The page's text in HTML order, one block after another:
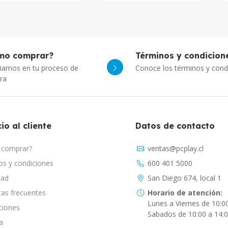
comprar?
en tu proceso de
Términos y
Conoce los términos y
al cliente
y condiciones
frecuentes
Datos de contacto
ventas@pcplay.cl
600 401 5000
San Diego 674, local 1
Horario de atención:
Lunes a Viernes de
Sabados de 10:00 a